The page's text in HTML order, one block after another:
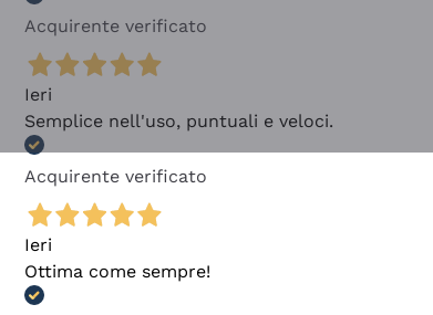
Acquirente verificato
Ieri
Semplice nell'uso, puntuali e veloci.
Acquirente verificato
Ieri
Ottima come sempre!